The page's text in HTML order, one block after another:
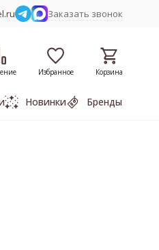
Заказать звонок
Избранное Корзина
Новинки Бренды